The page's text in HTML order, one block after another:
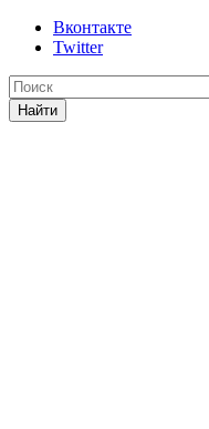
Вконтакте
Twitter
Найти